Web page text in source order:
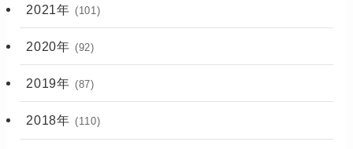
2021年 (101)
2020年 (92)
2019年 (87)
2018年 (110)